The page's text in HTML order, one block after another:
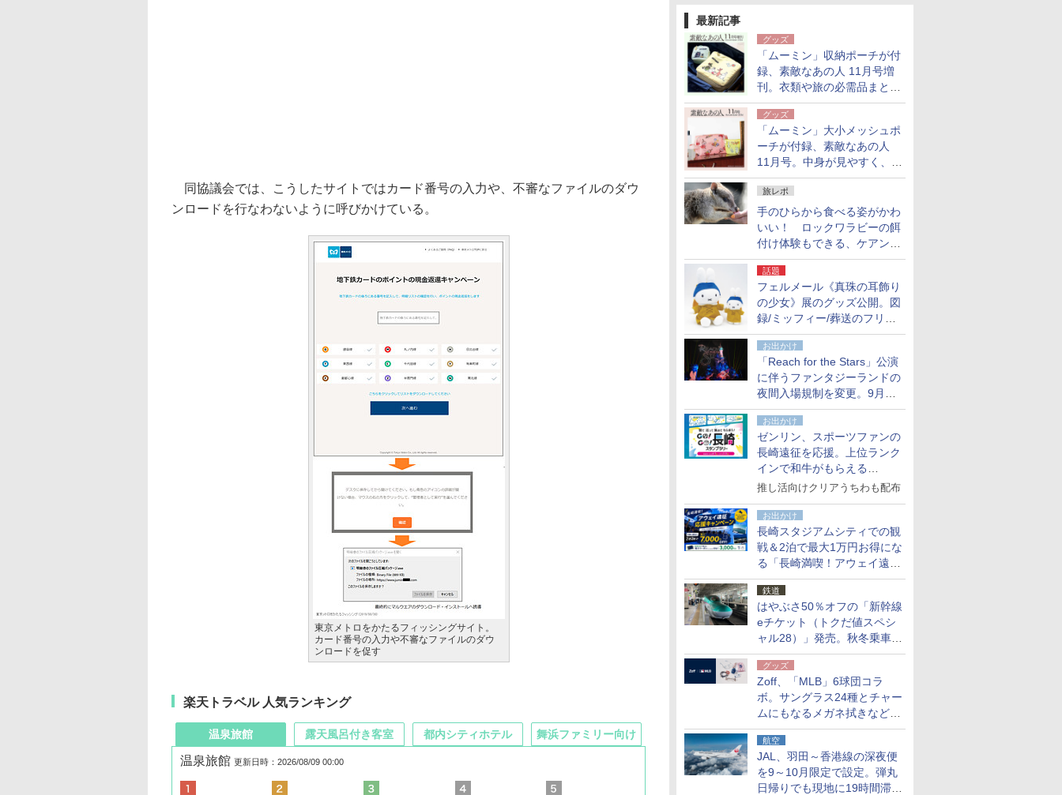
最新記事
グッズ
「ムーミン」収納ポーチが付
録、素敵なあの人 11月号増
刊。衣類や旅の必需品まとま
る大小2個セット
グッズ
「ムーミン」大小メッシュポ
ーチが付録、素敵なあの人
11月号。中身が見やすく、温
泉スパにも使える
旅レポ
手のひらから食べる姿がかわ
いい！ ロックワラビーの餌
付け体験もできる、ケアンズ
でアサートン高原の日本語ガ
イド付きツアーに参加してみ
た
話題
フェルメール《真珠の耳飾り
の少女》展のグッズ公開。図
録/ミッフィー/葬送のフリー
レンほか、注目ブランドコラ
ボが実現
お出かけ
「Reach for the Stars」公演
に伴うファンタジーランドの
夜間入場規制を変更。9月か
ら18時50分～20時ごろに
お出かけ
ゼンリン、スポーツファンの
長崎遠征を応援。上位ランク
インで和牛がもらえる
「GO！GO！長崎スタンプラ
推し活向けクリアうちわも配布
お出かけ
長崎スタジアムシティでの観
戦＆2泊で最大1万円お得にな
る「長崎満喫！アウェイ遠征
応援キャンペーン」
鉄道
はやぶさ50％オフの「新幹線
eチケット（トクだ値スペシ
ャル28）」発売。秋冬乗車
分、えきねっと限定
グッズ
Zoff、「MLB」6球団コラ
ボ。サングラス24種とチャー
ムにもなるメガネ拭きなど雑
貨24種
航空
JAL、羽田～香港線の深夜便
を9～10月限定で設定。弾丸
日帰りでも現地に19時間滞在
同協議会では、こうしたサイトではカード番号の入力や、不審なファイルのダウ
ンロードを行なわないように呼びかけている。
東京メトロをかたるフィッシングサイト。
カード番号の入力や不審なファイルのダウ
ンロードを促す
楽天トラベル 人気ランキング
温泉旅館
温泉旅館 更新日時：2026/08/09 00:00
露天風呂付き客室 都内シティホテル 舞浜ファミリー向け